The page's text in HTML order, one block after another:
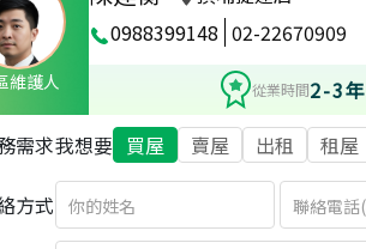
維護人
0988399148 02-22670909
從業時間2-3年
需求我想要 買屋 賣屋 出租 租屋
方式